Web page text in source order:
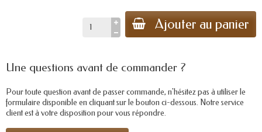
Ajouter au panier
Une questions avant de commander ?
Pour toute question avant de passer commande, n'hésitez pas à utiliser le
formulaire disponible en cliquant sur le bouton ci-dessous. Notre service
client est à votre disposition pour vous répondre.